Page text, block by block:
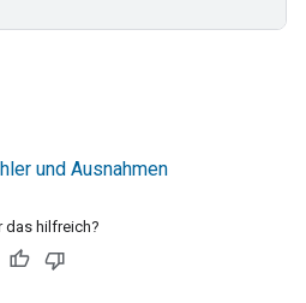
und Ausnahmen
das hilfreich?